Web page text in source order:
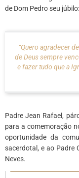
de Dom Pedro seu júbilo:
“Quero agradecer
de Deus sempre
e fazer tudo que a
Padre Jean Rafael,
para a comemoração
oportunidade da
sacerdotal, e ao Padre
Neves.